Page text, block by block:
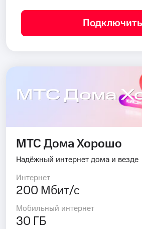
Подключить
МТС Дома
МТС Дома Хорошо
Надёжный интернет дома и везде
Интернет
200 Мбит/с
Мобильный интернет
30 ГБ